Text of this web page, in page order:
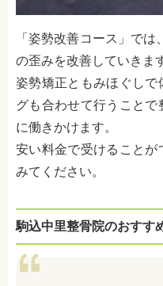
「姿勢改善コース」で
の歪みを改善していきま
姿勢矯正ともみほぐし
グも合わせて行うことで
に働きかけます。
安い料金で受けることが
みてください。
駒込中里整骨院のおすす